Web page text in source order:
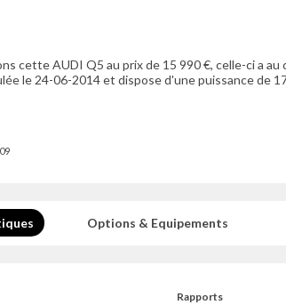
cette AUDI Q5 au prix de 15 990 €, celle-ci a au
le 24-06-2014 et dispose d'une puissance de
Options & Equipements
Rapports